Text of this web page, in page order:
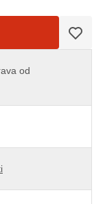
od